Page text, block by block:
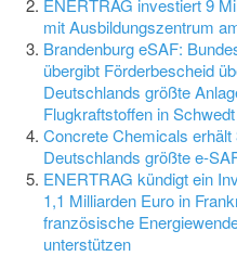
ENERTRAG investiert 9
mit Ausbildungszentrum
Brandenburg eSAF:
übergibt Förderbescheid
Deutschlands größte
Flugkraftstoffen in Schwedt
Concrete Chemicals
Deutschlands größte e-
ENERTRAG kündigt ein
1,1 Milliarden Euro in
französische
unterstützen